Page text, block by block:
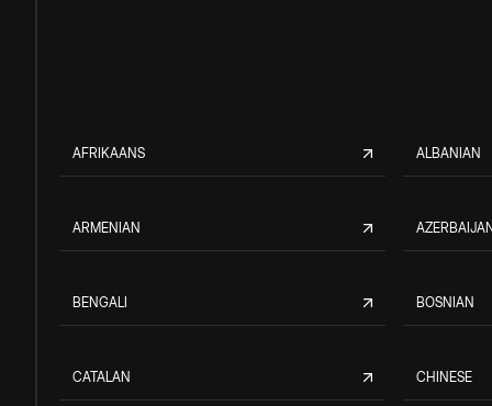
AFRIKAANS ALBANIAN
ARMENIAN
BENGALI BOSNIAN
CATALAN CHINESE